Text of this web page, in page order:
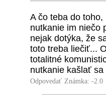
A čo teba do
nutkanie im niečo
nejak dotýka, že
toto treba liečiť...
totalitné
nutkanie kašlať
Odpovedať Známka: -2.0